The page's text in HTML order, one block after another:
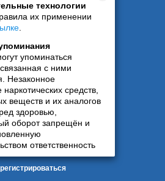
технологии
их применении
упоминаться
с ними
Незаконное
средств,
веществ и их аналогов
здоровью,
оборот запрещён и
ответственность